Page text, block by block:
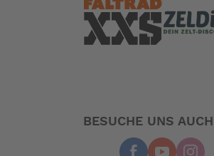
BESUCHE UNS